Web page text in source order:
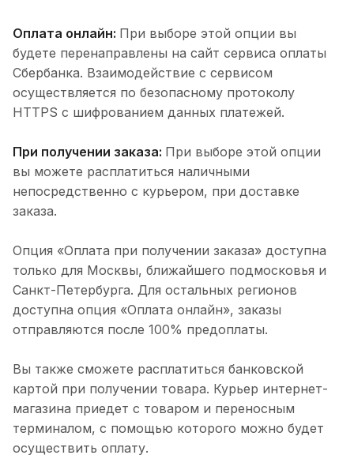
Оплата онлайн: При выборе этой опции вы
будете перенаправлены на сайт сервиса оплаты
Сбербанка. Взаимодействие с сервисом
осуществляется по безопасному протоколу
HTTPS с шифрованием данных платежей.
При получении заказа: При выборе этой опции
вы можете расплатиться наличными
непосредственно с курьером, при доставке
заказа.
Опция «Оплата при получении заказа» доступна
только для Москвы, ближайшего подмосковья и
Санкт-Петербурга. Для остальных регионов
доступна опция «Оплата онлайн», заказы
отправляются после 100% предоплаты.
Вы также сможете расплатиться банковской
картой при получении товара. Курьер интернет-
магазина приедет с товаром и переносным
терминалом, с помощью которого можно будет
осуществить оплату.